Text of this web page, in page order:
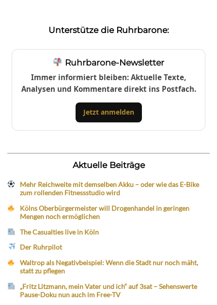
Unterstütze die Ruhrbarone:
Ruhrbarone-Newsletter
Immer informiert bleiben: Aktuelle Texte,
Analysen und Kommentare direkt ins Postfach.
Jetzt anmelden
Aktuelle Beiträge
Mehr Reichweite mit demselben Akku – oder wie das E-Bike
zum rollenden Fitnessstudio wird
Kölns Oberbürgermeister will Drogenhandel in geringen
Mengen noch ermöglichen
The Casualties live in Köln
Der Ruhrpilot
Waltrop als Negativbeispiel: Wenn die Stadt nur noch mäht,
statt zu pflegen
„Fritz Litzmann, mein Vater und ich“ auf 3sat – Sehenswerte
Pause-Doku nun auch im Free-TV